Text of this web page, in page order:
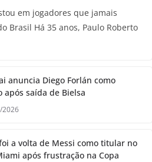
em jogadores que jamais
Brasil Há 35 anos, Paulo Roberto
anuncia Diego Forlán como
após saída de Bielsa
2026
a volta de Messi como titular no
após frustração na Copa